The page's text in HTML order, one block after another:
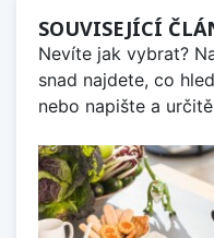
SOUVISEJÍCÍ
Nevíte jak vybrat?
snad najdete, co
nebo napište a